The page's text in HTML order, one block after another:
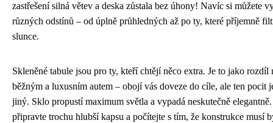
zastřešení silná větev a deska zůstala bez úhony! Navíc si můžete
různých odstínů – od úplně průhledných až po ty, které příjemně
slunce.
Skleněné tabule jsou pro ty, kteří chtějí něco extra. Je to jako rozdíl
běžným a luxusním autem – obojí vás doveze do cíle, ale ten pocit
jiný. Sklo propustí maximum světla a vypadá neskutečně elegantně.
připravte trochu hlubší kapsu a počítejte s tím, že konstrukce musí